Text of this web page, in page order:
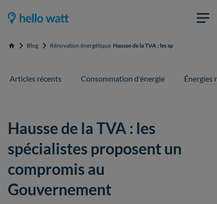
Accueil Blog Rénovation énergétique Hausse de la TVA : les spécialistes
Articles récents Consommation d'énergie Énergies
Hausse de la TVA : les
spécialistes proposent un
compromis au
Gouvernement